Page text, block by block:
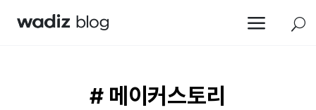
a U
# 메이커스토리